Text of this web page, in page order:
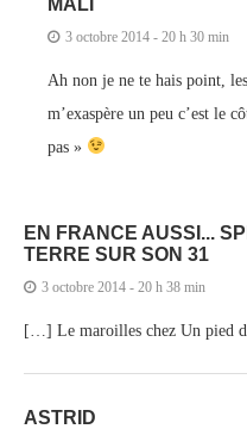
MALI
3 octobre 2014 - 20 h 30 min
Ah non je ne te hais point,
m’exaspère un peu c’est le
pas »
EN FRANCE AUSSI...
TERRE SUR SON 31
3 octobre 2014 - 20 h 38 min
[…] Le maroilles chez Un pied
ASTRID